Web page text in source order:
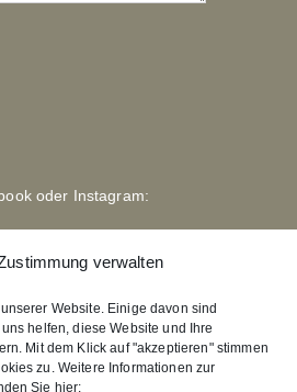
verwalten
Website. Einige davon sind
helfen, diese Website und Ihre
Mit dem Klick auf "akzeptieren" stimmen
zu. Weitere Informationen zur
Sie hier:
oder Instagram: